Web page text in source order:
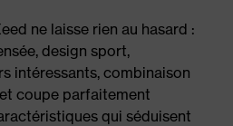
ne laisse rien au hasard :
design sport,
intéressants, combinaison
coupe parfaitement
qui séduisent